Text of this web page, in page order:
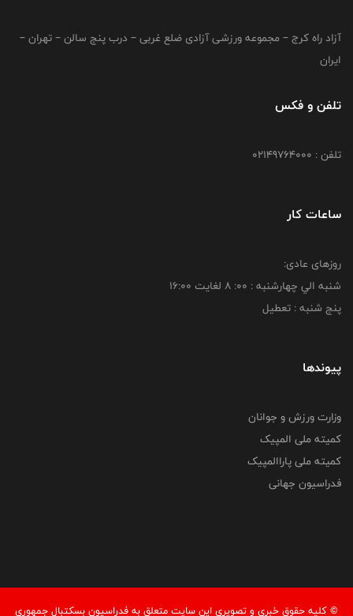
آزاد راه کرج – مجموعه ورزشی آزادی ضلع غربی – درب پنج سالن – تهران –
ایران
تلفن و فکس
تلفن : 02149764000
ساعات کار
روزهای عادی:
شنبه الي چهارشنبه : 00: 8 لغايت 16:00
پنج شنبه : تعطیل
پیوندها
وزارت ورزش و جوانان
کمیته ملی المپیک
کمیته ملی پاراالمپیک
فدراسیون جهانی
© کليه حقوق خبری و تصويری اين سايت متعلق به فدراسیون بسکتبال جمهوری